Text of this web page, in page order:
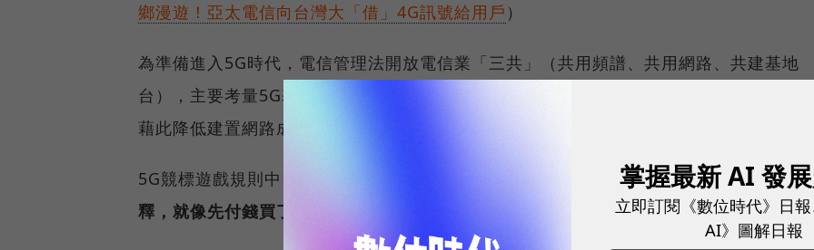
鄉漫遊！亞太電信向台灣大「借」4G訊號給用戶 ）
為準備進入5G時代，電信管理法開放電信業「三共」（共用頻譜、共用網路、共建基地
台），主要考量5G基礎建設（基地台、核心網路）成本較高，希望透過法規促進業者合作
藉此降低建置網路成本，不過「共頻業者」同樣得在完成建設義務後，才能夠開台。
5G競標遊戲規則中，留給業者協調頻譜位置空間，為期至少7天。若以大富翁遊戲概念
釋，就像先付錢買了幾塊地，再開放玩家討論該把地擺在哪些路段。
掌握最新 AI 發展
立即訂閱《數位時代》日
AI》圖解日報